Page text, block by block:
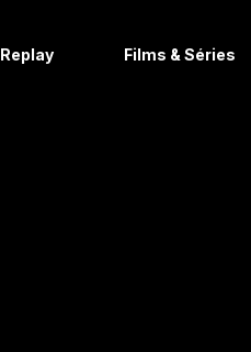
Replay Films & Séries